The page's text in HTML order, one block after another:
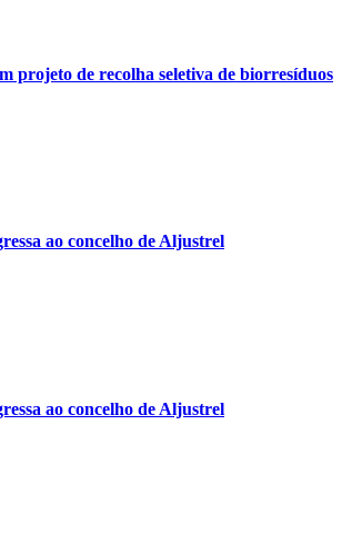
projeto de recolha seletiva de biorresíduos
ao concelho de Aljustrel
ao concelho de Aljustrel